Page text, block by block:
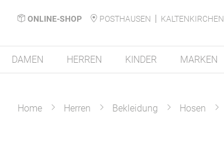
ONLINE-SHOP POSTHAUSEN
KALTENKIRCHEN
DAMEN HERREN KINDER MARKEN
Home Herren Bekleidung Hosen